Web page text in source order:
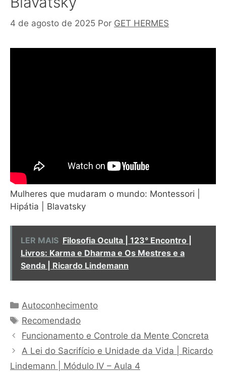
4 de agosto de 2025 Por GET HERMES
Mulheres que mudaram o mundo: Montessori |
Hipátia | Blavatsky
LER MAIS Filosofia Oculta | 123° Encontro |
Livros: Karma e Dharma e Os Mestres e a
Senda | Ricardo Lindemann
Categorias
Autoconhecimento
Tags
Recomendado
Funcionamento e Controle da Mente Concreta
A Lei do Sacrifício e Unidade da Vida | Ricardo
Lindemann | Módulo IV – Aula 4